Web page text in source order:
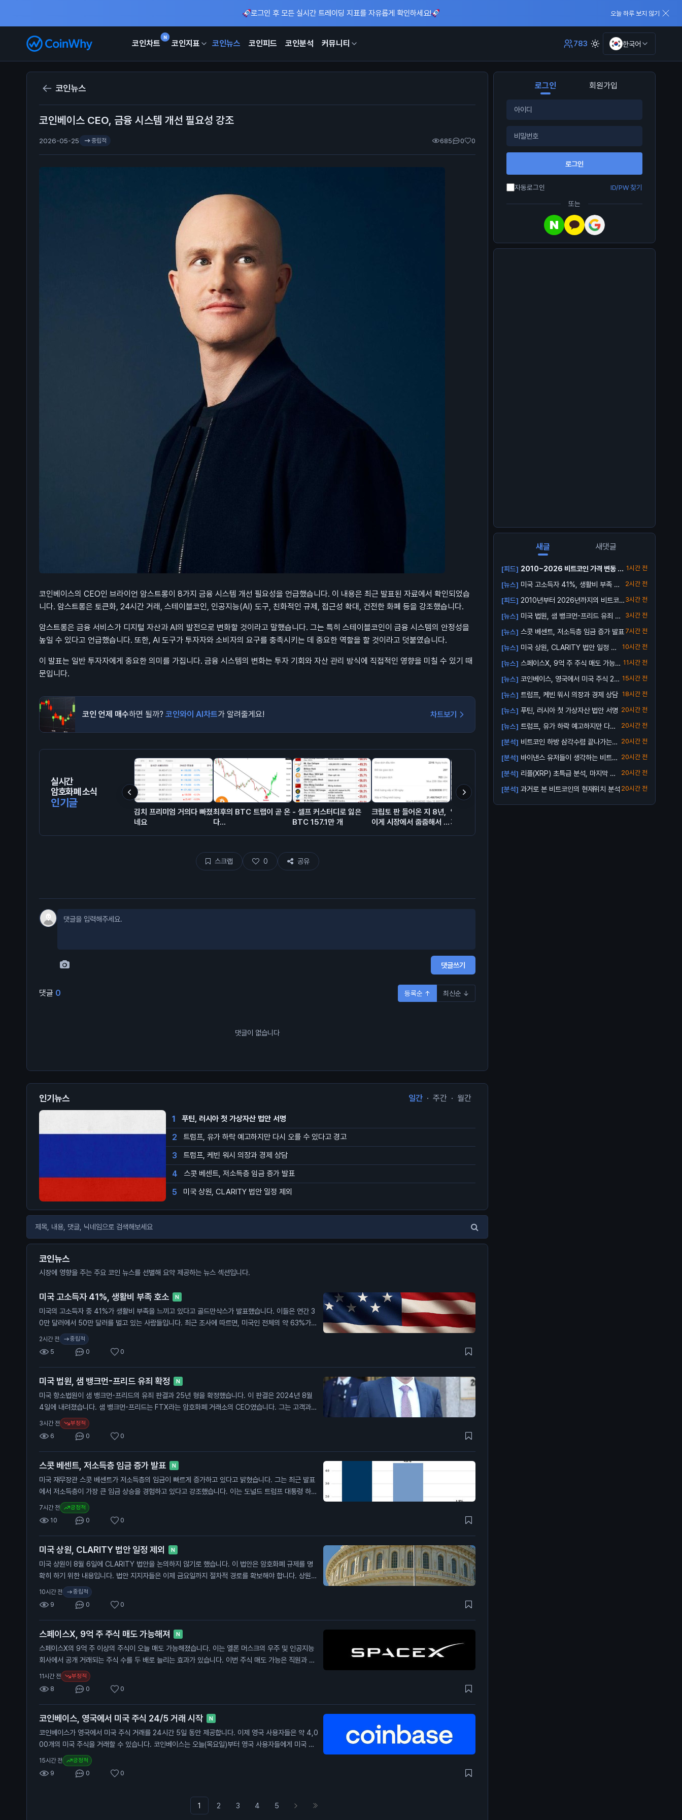
로그인 후 모든 실시간 트레이딩 지표를 자유롭게 확인하세요! 오늘 하루 보지 않기
N
코인차트 코인지표 코인뉴스 코인피드 코인분석 커뮤니티 783 한국어
코인뉴스
코인베이스 CEO, 금융 시스템 개선 필요성 강조
2026-05-25 중립적 685 0 0
코인베이스의 CEO인 브라이언 암스트롱이 8가지 금융 시스템 개선 필요성을 언급했습니다. 이 내용은 최근 발표된 자료에서 확인되었습
니다. 암스트롱은 토큰화, 24시간 거래, 스테이블코인, 인공지능(AI) 도구, 친화적인 규제, 접근성 확대, 건전한 화폐 등을 강조했습니다.
암스트롱은 금융 서비스가 디지털 자산과 AI의 발전으로 변화할 것이라고 말했습니다. 그는 특히 스테이블코인이 금융 시스템의 안정성을
높일 수 있다고 언급했습니다. 또한, AI 도구가 투자자와 소비자의 요구를 충족시키는 데 중요한 역할을 할 것이라고 덧붙였습니다.
이 발표는 일반 투자자에게 중요한 의미를 가집니다. 금융 시스템의 변화는 투자 기회와 자산 관리 방식에 직접적인 영향을 미칠 수 있기 때
문입니다.
코인 언제 매수하면 될까? 코인와이 AI차트가 알려줄게요! 차트보기
실시간
암호화폐 소식
인기글
김치 프리미엄 거의다 빠졌
네요
최후의 BTC 트랩이 곧 온
다...
- 셀프 커스터디로 잃은
BTC 157.1만 개
크립토 판 들어온 지 8년,
이게 시장에서 줍줍해서 모
업비트 신규상장 캡코인 이
거설마
스크랩 0 공유
댓글쓰기
댓글 0 등록순 ↑ 최신순 ↓
댓글이 없습니다
인기뉴스 일간 · 주간 · 월간
1 푸틴, 러시아 첫 가상자산 법안 서명
2 트럼프, 유가 하락 예고하지만 다시 오를 수 있다고 경고
3 트럼프, 케빈 워시 의장과 경제 상담
4 스콧 베센트, 저소득층 임금 증가 발표
5 미국 상원, CLARITY 법안 일정 제외
코인뉴스
시장에 영향을 주는 주요 코인 뉴스를 선별해 요약 제공하는 뉴스 섹션입니다.
미국 고소득자 41%, 생활비 부족 호소 N
미국의 고소득자 중 41%가 생활비 부족을 느끼고 있다고 골드만삭스가 발표했습니다. 이들은 연간 3
0만 달러에서 50만 달러를 벌고 있는 사람들입니다. 최근 조사에 따르면, 미국인 전체의 약 63%가
생활비 부족을 겪고 있다고 합니다. 특히 30만 달러에서 50만 달러를 버는 고소득자들 사이에서 이
비율이 크게 증가했습니다. 50만 달러 이상을 버는 사람들도 40%가 생활비에 어려움을 겪고 있다고
합니다. 이 소식은 고소득자들도 경제적 어려움을 겪고 있다는 점에서 중요합니다. 이는 소비자 신뢰도
와 경제 전반에 영향을 미칠 수 있습니다.
2시간 전 중립적
5 0 0
미국 법원, 샘 뱅크먼-프리드 유죄 확정 N
미국 항소법원이 샘 뱅크먼-프리드의 유죄 판결과 25년 형을 확정했습니다. 이 판결은 2024년 8월
4일에 내려졌습니다. 샘 뱅크먼-프리드는 FTX라는 암호화폐 거래소의 CEO였습니다. 그는 고객과
투자자에게서 수십억 달러를 사취한 혐의로 유죄 판결을 받았습니다. 항소법원은 그의 주장을 받아들
이지 않았습니다. 이 판결은 일반 투자자에게 중요한 의미를 가집니다. 뱅크먼-프리드의 범죄가 암호화
폐 시장에 대한 신뢰를 떨어뜨릴 수 있기 때문입니다.
3시간 전 부정적
6 0 0
스콧 베센트, 저소득층 임금 증가 발표 N
미국 재무장관 스콧 베센트가 저소득층의 임금이 빠르게 증가하고 있다고 밝혔습니다. 그는 최근 발표
에서 저소득층이 가장 큰 임금 상승을 경험하고 있다고 강조했습니다. 이는 도널드 트럼프 대통령 하의
경제 성장과 관련이 있습니다. 베센트 장관은 저소득층의 25%가 2%의 실질 임금 상승을 경험했다고
언급했습니다. 이는 트럼프 대통령의 첫 임기 동안 블루칼라 노동자들이 1.7%의 임금 증가를 보였다는
데이터를 기반으로 하고 있습니다. 그는 이제 저소득층이 더 이상 부유층에 뒤처지지 않는다고 주장했
습니다. 이 발표는 일반 투자자에게 중요한 의미를 가집니다. 임금 상승이 소비자 지출에 긍정적인 영
향을 미칠 수 있으며, 이는 경제 성장에 기여할 수 있습니다. 또한, 저소득층의 임금 상승은 인플레이션
과의 관계에서도 중요한 요소가 될 수 있습니다.
7시간 전 긍정적
10 0 0
미국 상원, CLARITY 법안 일정 제외 N
미국 상원이 8월 6일에 CLARITY 법안을 논의하지 않기로 했습니다. 이 법안은 암호화폐 규제를 명
확히 하기 위한 내용입니다. 법안 지지자들은 이제 금요일까지 절차적 경로를 확보해야 합니다. 상원은
8월 10일부터 휴회에 들어갑니다. 법안이 통과될 가능성은 30%로 낮습니다. 상원 다수당 원내대표는
아직 법안에 대한 투표를 진행하지 않았습니다. 민주당 측은 9월에 법안이 통과할 수 있을 것이라고 낙
관하고 있습니다. 이 법안이 통과되면 암호화폐 시장에 긍정적인 영향을 미칠 수 있습니다. 일반 투자
자들은 법안 통과가 비트코인 가격 상승으로 이어질 가능성을 주목해야 합니다.
10시간 전 중립적
9 0 0
스페이스X, 9억 주 주식 매도 가능해져 N
스페이스X의 9억 주 이상의 주식이 오늘 매도 가능해졌습니다. 이는 엘론 머스크의 우주 및 인공지능
회사에서 공개 거래되는 주식 수를 두 배로 늘리는 효과가 있습니다. 이번 주식 매도 가능은 직원과 초
기 투자자들이 매도할 수 있게 해줍니다. 스페이스X는 최근 IPO 이후 주가가 하락세를 보이고 있습니
다. 초기 공개 거래에서 5% 미만의 주식만 거래되었으나, 오늘부터 9억 1,150만 주가 매도 가능해지
면서 주식 공급이 크게 증가합니다. 이로 인해 주가가 더 하락할 수 있다는 우려가 커지고 있습니다. 이
번 주식 매도 가능은 일반 투자자에게 중요한 의미를 가집니다. 주식 공급이 늘어나면 가격 하락 압력
이 커질 수 있어, 투자자들은 신중한 판단이 필요합니다.
11시간 전 부정적
8 0 0
코인베이스, 영국에서 미국 주식 24/5 거래 시작 N
코인베이스가 영국에서 미국 주식 거래를 24시간 5일 동안 제공합니다. 이제 영국 사용자들은 약 4,0
00개의 미국 주식을 거래할 수 있습니다. 코인베이스는 오늘(목요일)부터 영국 사용자들에게 미국 주
식 거래 서비스를 시작했습니다. 사용자는 주식을 사고팔고 관리할 수 있는 권한을 부여받았습니다. 이
는 코인베이스가 제공하는 새로운 기능입니다. 이 서비스는 영국 투자자들에게 더 많은 투자 기회를 제
공합니다. 주식 거래가 가능해지면서, 사용자들은 다양한 자산에 접근할 수 있게 됩니다.
15시간 전 긍정적
9 0 0
1 2 3 4 5
로그인 회원가입
로그인
자동로그인
ID/PW 찾기
또는
새글 새댓글
[피드] 2010~2026 비트코인 가격 변동 총
정리 ...
1시간 전
[뉴스] 미국 고소득자 41%, 생활비 부족 호
2시간 전
[피드] 2010년부터 2026년까지의 비트코인
가격 ...
3시간 전
[뉴스] 미국 법원, 샘 뱅크먼-프리드 유죄 확
3시간 전
[뉴스] 스콧 베센트, 저소득층 임금 증가 발표 7시간 전
[뉴스] 미국 상원, CLARITY 법안 일정 제
10시간 전
[뉴스] 스페이스X, 9억 주 주식 매도 가능해 11시간 전
[뉴스] 코인베이스, 영국에서 미국 주식 24/
5 거래...
15시간 전
[뉴스] 트럼프, 케빈 워시 의장과 경제 상담 18시간 전
[뉴스] 푸틴, 러시아 첫 가상자산 법안 서명 20시간 전
[뉴스] 트럼프, 유가 하락 예고하지만 다시
오를 수 ...
20시간 전
[분석] 비트코인 하방 삼각수렴 끝나가는
중..
20시간 전
[분석] 바이낸스 유저들이 생각하는 비트코
인 바닥
20시간 전
[분석] 리플(XRP) 초특급 분석, 마지막 한
번 받아...
20시간 전
[분석] 과거로 본 비트코인의 현재위치 분석 20시간 전